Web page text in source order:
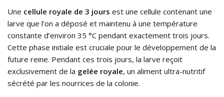
Une cellule royale de 3 jours est une cellule contenant une
larve que l’on a déposé et maintenu à une température
constante d’environ 35 °C pendant exactement trois jours.
Cette phase initiale est cruciale pour le développement de la
future reine. Pendant ces trois jours, la larve reçoit
exclusivement de la gelée royale, un aliment ultra-nutritif
sécrété par les nourrices de la colonie.